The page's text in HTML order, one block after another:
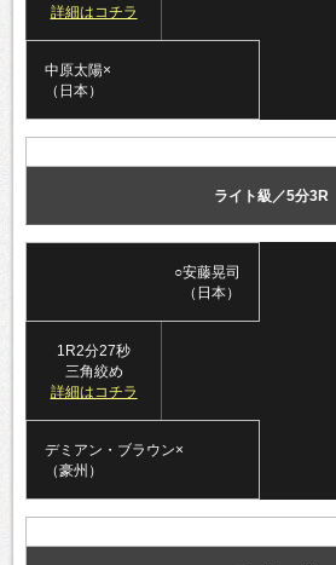
詳細はコチラ
中原太陽×
（日本）
ライト級／5分3R
○安藤晃司
（日本）
1R2分27秒
三角絞め
詳細はコチラ
デミアン・ブラウン×
（豪州）